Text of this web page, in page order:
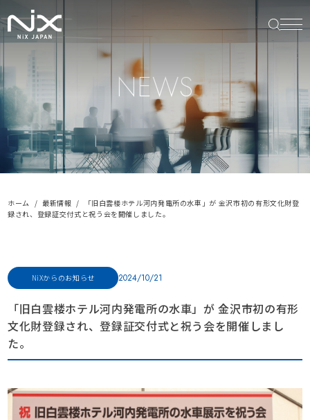
NEWS
ホーム 最新情報
「旧白雲楼ホテル河内発電所の水車」が 金沢市初の有形文化財登
録され、登録証交付式と祝う会を開催しました。
NiXからのお知らせ 2024/10/21
「旧白雲楼ホテル河内発電所の水車」が 金沢市初の有形
文化財登録され、登録証交付式と祝う会を開催しまし
た。